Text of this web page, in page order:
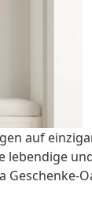
auf
lebendige